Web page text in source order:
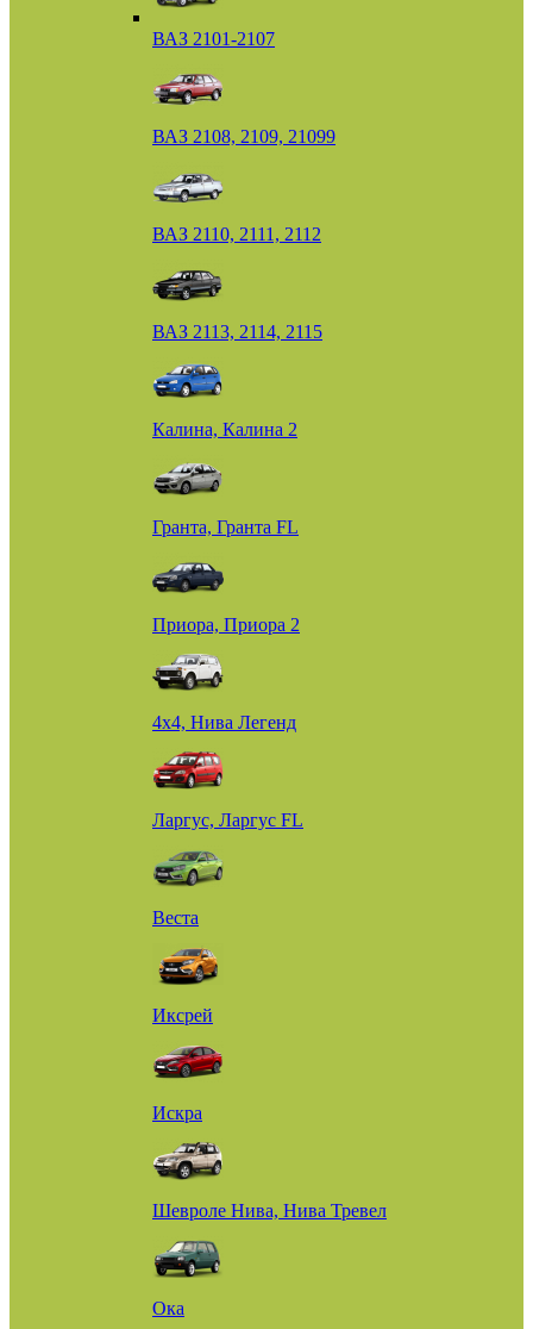
ВАЗ 2101-2107
ВАЗ 2108, 2109, 21099
ВАЗ 2110, 2111, 2112
ВАЗ 2113, 2114, 2115
Калина, Калина 2
Гранта, Гранта FL
Приора, Приора 2
4х4, Нива Легенд
Ларгус, Ларгус FL
Веста
Иксрей
Искра
Шевроле Нива, Нива Тревел
Ока